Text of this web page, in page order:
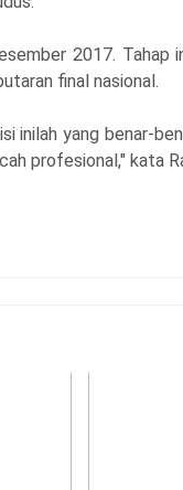
2017. Tahap
final nasional.
inilah yang benar-
profesional," kata